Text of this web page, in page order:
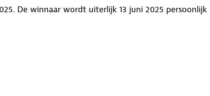
De winnaar wordt uiterlijk 13 juni 2025 persoonlijk